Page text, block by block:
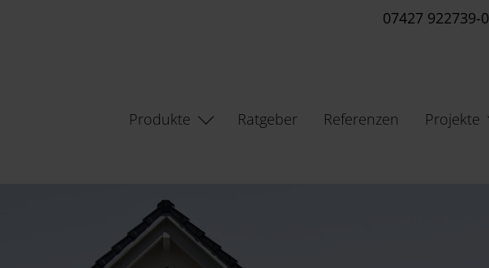
07427 922739-0
Produkte
Ratgeber Referenzen Projekte